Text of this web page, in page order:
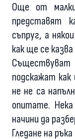
Още от
представят
съпруг, а
как ще се
Съществуват
подскажат
не не са
опитате.
начини да
Гледане на ръка